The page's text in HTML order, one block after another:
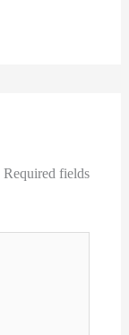
Required fields